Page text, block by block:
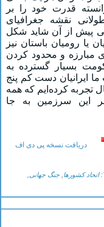
قدرت خود را بر
نقشه جغرافیای
پیش از آن شاید شکل
یا رومیان باستان نیز
مبارزه و محدود کردن
بسیار گسترده به
ایرانیان دست کم پنج
تجربه کرده‌ایم که همه
بر این سرزمین به جا
دریافت نسخه پی دی اف
اتحاد کشورها جنگ جهانی